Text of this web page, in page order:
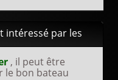
intéressé par les
, il peut être
le bon bateau